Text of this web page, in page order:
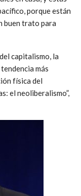
porque están
buen trato para
capitalismo, la
más
física del
el neoliberalismo”,